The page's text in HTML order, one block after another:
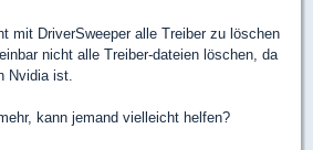
mit DriverSweeper alle Treiber zu löschen
nicht alle Treiber-dateien löschen, da
Nvidia ist.
kann jemand vielleicht helfen?